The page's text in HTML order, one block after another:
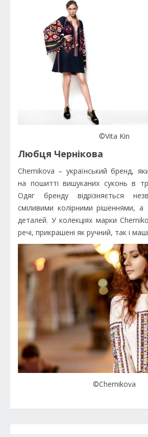
©Vita Kin
Любця Чернікова
Chernikova – український бренд,
на пошитті вишуканих суконь в
Одяг бренду відрізняється
сміливими колірними рішеннями,
деталей. У колекціях марки
речі, прикрашені як ручний, так і
©Chernikova